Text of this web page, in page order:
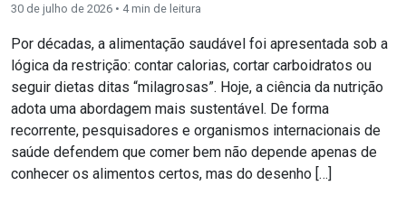
30 de julho de 2026 • 4 min de leitura
Por décadas, a alimentação saudável foi apresentada sob a
lógica da restrição: contar calorias, cortar carboidratos ou
seguir dietas ditas “milagrosas”. Hoje, a ciência da nutrição
adota uma abordagem mais sustentável. De forma
recorrente, pesquisadores e organismos internacionais de
saúde defendem que comer bem não depende apenas de
conhecer os alimentos certos, mas do desenho […]